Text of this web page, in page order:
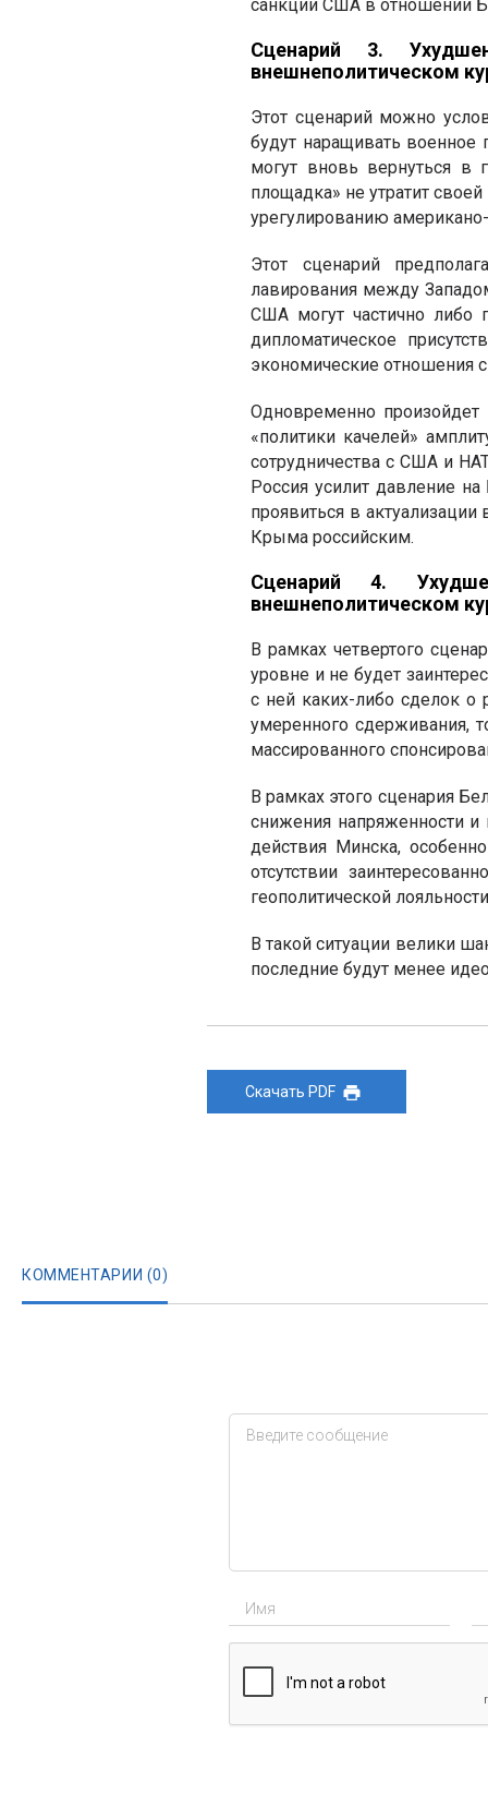
санкции США в отношении
Сценарий 3.
внешнеполитическом
Этот сценарий можно
будут наращивать военное
могут вновь вернуться в
площадка» не утратит
урегулированию
Этот сценарий
лавирования между
США могут частично либо
дипломатическое
экономические отношения
Одновременно
«политики качелей»
сотрудничества с США и
Россия усилит давление
проявиться в
Крыма российским.
Сценарий 4.
внешнеполитическом
В рамках четвертого
уровне и не будет
с ней каких-либо сделок о
умеренного сдерживания,
массированного
В рамках этого сценария
снижения напряженности и
действия Минска,
отсутствии
геополитической
В такой ситуации велики
последние будут менее
Скачать PDF
КОММЕНТАРИИ (0)